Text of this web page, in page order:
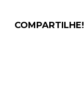
COMPARTILHE!